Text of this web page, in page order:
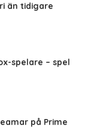
än tidigare
spelare – spel
på Prime